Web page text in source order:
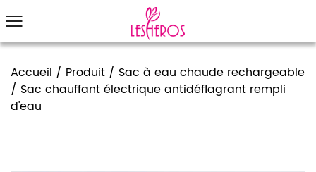
Accueil / Produit / Sac à eau chaude rechargeable
/ Sac chauffant électrique antidéflagrant rempli
d'eau